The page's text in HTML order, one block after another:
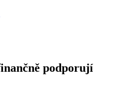
podporují